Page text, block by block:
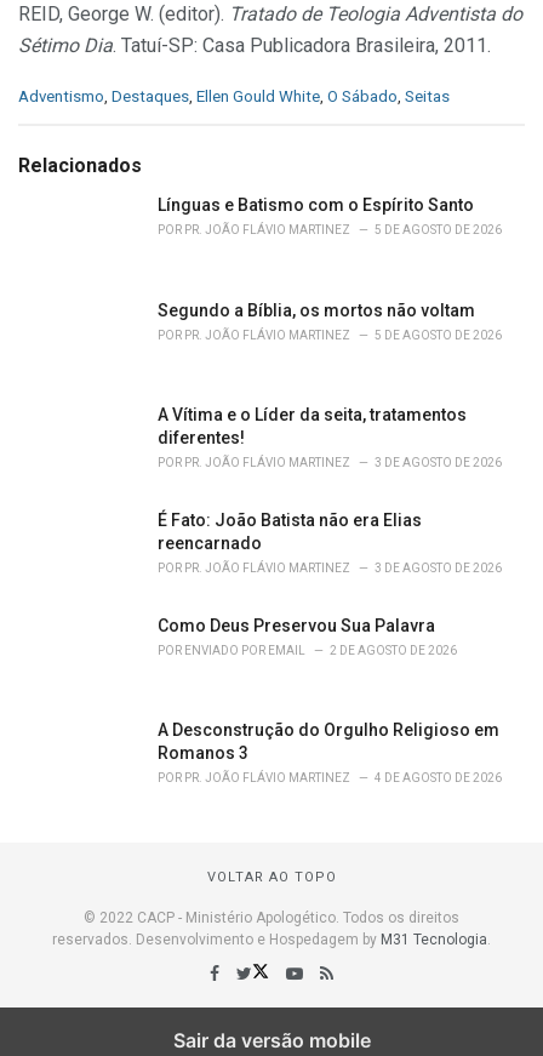
REID, George W. (editor). Tratado de Teologia Adventista do
Sétimo Dia. Tatuí-SP: Casa Publicadora Brasileira, 2011.
C
e
Adventismo Destaques Ellen Gould White O Sábado Seitas
Relacionados
Línguas e Batismo com o Espírito Santo
POR PR. JOÃO FLÁVIO MARTINEZ 5 DE AGOSTO DE 2026
Segundo a Bíblia, os mortos não voltam
POR PR. JOÃO FLÁVIO MARTINEZ 5 DE AGOSTO DE 2026
A Vítima e o Líder da seita, tratamentos
diferentes!
POR PR. JOÃO FLÁVIO MARTINEZ 3 DE AGOSTO DE 2026
É Fato: João Batista não era Elias
reencarnado
POR PR. JOÃO FLÁVIO MARTINEZ 3 DE AGOSTO DE 2026
Como Deus Preservou Sua Palavra
POR ENVIADO POR EMAIL 2 DE AGOSTO DE 2026
A Desconstrução do Orgulho Religioso em
Romanos 3
POR PR. JOÃO FLÁVIO MARTINEZ 4 DE AGOSTO DE 2026
VOLTAR AO TOPO
© 2022 CACP - Ministério Apologético. Todos os direitos
reservados. Desenvolvimento e Hospedagem by M31 Tecnologia.
Sair da versão mobile